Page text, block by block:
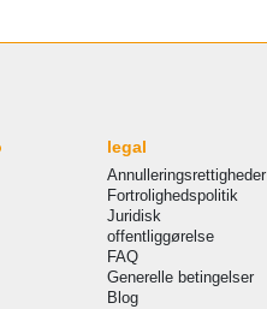
legal
Annulleringsrettigheder
Fortrolighedspolitik
Juridisk
offentliggørelse
FAQ
Generelle betingelser
Blog